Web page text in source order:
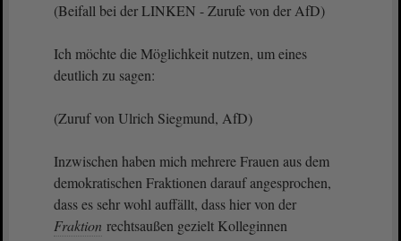
(Beifall bei der LINKEN - Zurufe von der AfD)
Ich möchte die Möglichkeit nutzen, um eines
deutlich zu sagen:
(Zuruf von Ulrich Siegmund, AfD)
Inzwischen haben mich mehrere Frauen aus dem
demokratischen Fraktionen darauf angesprochen,
dass es sehr wohl auffällt, dass hier von der
Fraktion rechtsaußen gezielt Kolleginnen